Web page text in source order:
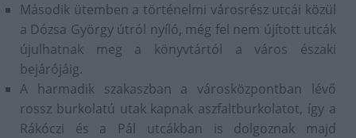
Második ütemben a történelmi városrész utcái közül
a Dózsa György útról nyíló, még fel nem újított utcák
újulhatnak meg a könyvtártól a város északi
bejárójáig.
A harmadik szakaszban a városközpontban lévő
rossz burkolatú utak kapnak aszfaltburkolatot, így a
Rákóczi és a Pál utcákban is dolgoznak majd